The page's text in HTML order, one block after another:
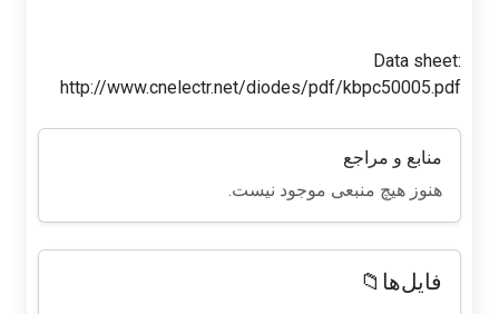
Data sheet:
http://www.cnelectr.net/diodes/pdf/kbpc50005.pdf
منابع و مراجع
هنوز هیچ منبعی موجود نیست.
فایل‌ها📁